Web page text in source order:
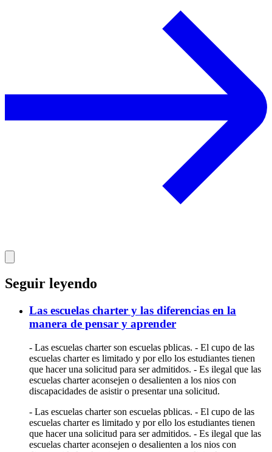
Seguir leyendo
Las escuelas charter y las diferencias en la
manera de pensar y aprender
- Las escuelas charter son escuelas pblicas. - El cupo de las
escuelas charter es limitado y por ello los estudiantes tienen
que hacer una solicitud para ser admitidos. - Es ilegal que las
escuelas charter aconsejen o desalienten a los nios con
discapacidades de asistir o presentar una solicitud.
- Las escuelas charter son escuelas pblicas. - El cupo de las
escuelas charter es limitado y por ello los estudiantes tienen
que hacer una solicitud para ser admitidos. - Es ilegal que las
escuelas charter aconsejen o desalienten a los nios con